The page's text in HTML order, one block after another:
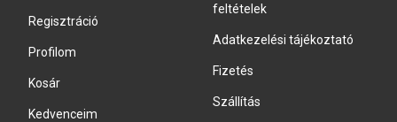
Regisztráció
Profilom
Kosár
Kedvenceim
feltételek
Adatkezelési tájékoztató
Fizetés
Szállítás